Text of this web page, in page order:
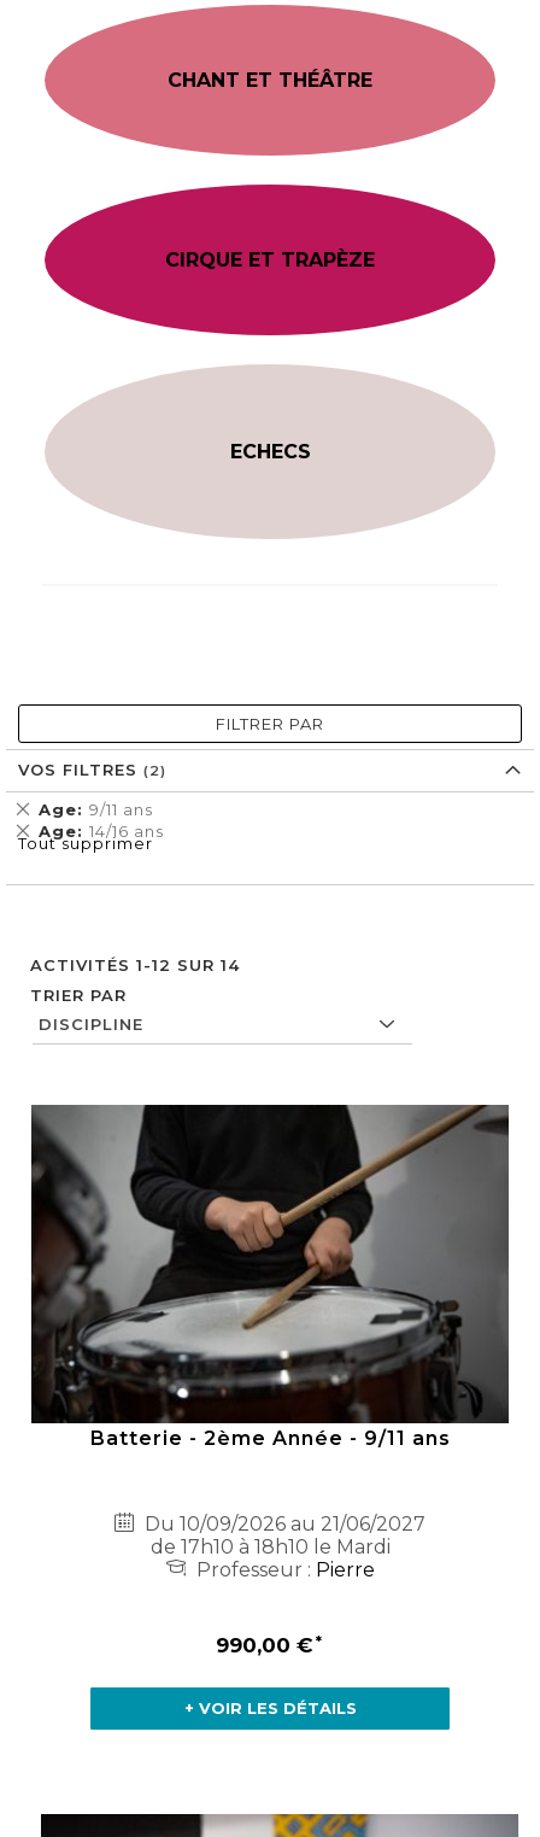
CHANT ET THÉÂTRE
CIRQUE ET TRAPÈZE
ECHECS
ACTIVITÉS 1-12 SUR 14
TRIER PAR
Batterie - 2ème Année - 9/11 ans
Du 10/09/2026 au 21/06/2027
de 17h10 à 18h10 le Mardi
Professeur : Pierre
990,00 €
+ VOIR LES DÉTAILS
FILTRER PAR
VOS FILTRES
Age 9/11 ans
Supprimer
cet
Élément
Age 14/16 ans
Supprimer
cet
Tout supprimer